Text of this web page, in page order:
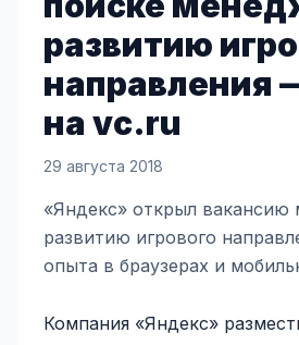
развитию
направления
на vc.ru
29 августа 2018
«Яндекс» открыл вакансию
развитию игрового
опыта в браузерах и
Компания «Яндекс»